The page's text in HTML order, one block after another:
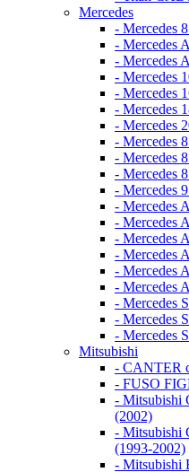
Mercedes
- Mercedes
- Mercedes
- Mercedes
- Mercedes
- Mercedes
- Mercedes
- Mercedes
- Mercedes
- Mercedes
- Mercedes
- Mercedes
- Mercedes
- Mercedes
- Mercedes
- Mercedes
- Mercedes
- Mercedes
- Mercedes
- Mercedes
- Mercedes
Mitsubishi
- CANTER
- FUSO
-
(2002)
- Mitsubishi
(1993-2002)
- Mitsubishi